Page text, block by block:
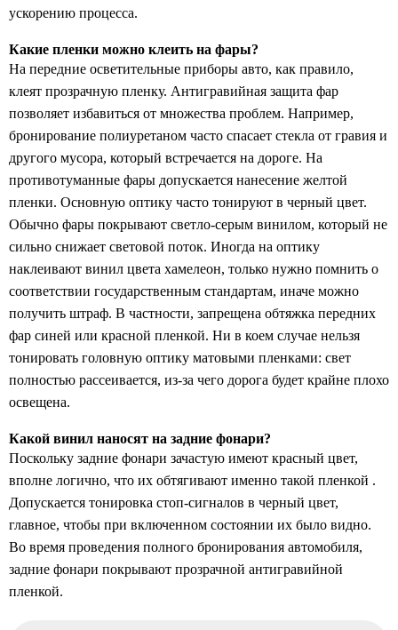
ускорению процесса.
Какие пленки можно клеить на фары?
На передние осветительные приборы авто, как правило,
клеят прозрачную пленку. Антигравийная защита фар
позволяет избавиться от множества проблем. Например,
бронирование полиуретаном часто спасает стекла от гравия и
другого мусора, который встречается на дороге. На
противотуманные фары допускается нанесение желтой
пленки. Основную оптику часто тонируют в черный цвет.
Обычно фары покрывают светло-серым винилом, который не
сильно снижает световой поток. Иногда на оптику
наклеивают винил цвета хамелеон, только нужно помнить о
соответствии государственным стандартам, иначе можно
получить штраф. В частности, запрещена обтяжка передних
фар синей или красной пленкой. Ни в коем случае нельзя
тонировать головную оптику матовыми пленками: свет
полностью рассеивается, из-за чего дорога будет крайне плохо
освещена.
Какой винил наносят на задние фонари?
Поскольку задние фонари зачастую имеют красный цвет,
вполне логично, что их обтягивают именно такой пленкой .
Допускается тонировка стоп-сигналов в черный цвет,
главное, чтобы при включенном состоянии их было видно.
Во время проведения полного бронирования автомобиля,
задние фонари покрывают прозрачной антигравийной
пленкой.